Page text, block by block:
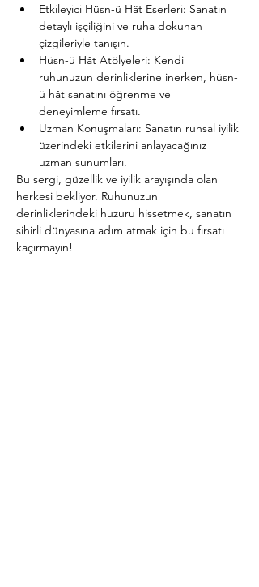
Etkileyici Hüsn-ü Hât Eserleri: Sanatın
detaylı işçiliğini ve ruha dokunan
çizgileriyle tanışın.
Hüsn-ü Hât Atölyeleri: Kendi
ruhunuzun derinliklerine inerken, hüsn-
ü hât sanatını öğrenme ve
deneyimleme fırsatı.
Uzman Konuşmaları: Sanatın ruhsal iyilik
üzerindeki etkilerini anlayacağınız
uzman sunumları.
Bu sergi, güzellik ve iyilik arayışında olan
herkesi bekliyor. Ruhunuzun
derinliklerindeki huzuru hissetmek, sanatın
sihirli dünyasına adım atmak için bu fırsatı
kaçırmayın!